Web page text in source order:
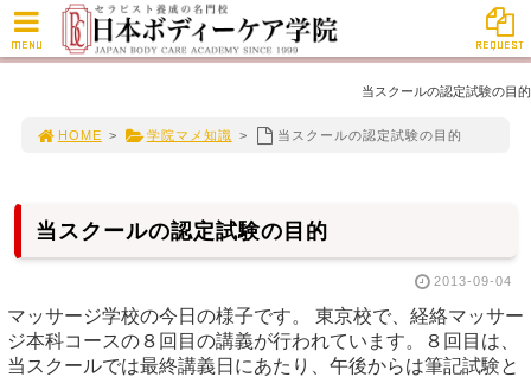
当スクールの認定試験の目的
HOME > 学院マメ知識 > 当スクールの認定試験の目的
当スクールの認定試験の目的
2013-09-04
マッサージ学校の今日の様子です。 東京校で、経絡マッサー
ジ本科コースの８回目の講義が行われています。８回目は、
当スクールでは最終講義日にあたり、午後からは筆記試験と
MENU REQUEST